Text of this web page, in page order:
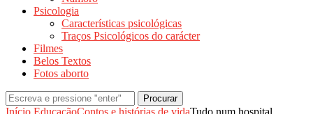
Psicologia
Características psicológicas
Traços Psicológicos do carácter
Filmes
Belos Textos
Fotos aborto
Procurar
Início EducaçãoContos e histórias de vidaTudo num hospital